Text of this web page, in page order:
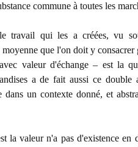
commune à toutes les
travail qui les a créées, vu
que l'on doit y
valeur d'échange – est la
a de fait aussi ce double
dans un contexte donné, et
la valeur n'a pas d'existence en